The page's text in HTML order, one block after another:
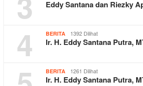
Eddy Santana dan Riezky
4 BERITA 1392 Dilihat
Ir. H. Eddy Santana Putra,
BERITA 1261 Dilihat
Ir. H. Eddy Santana Putra,